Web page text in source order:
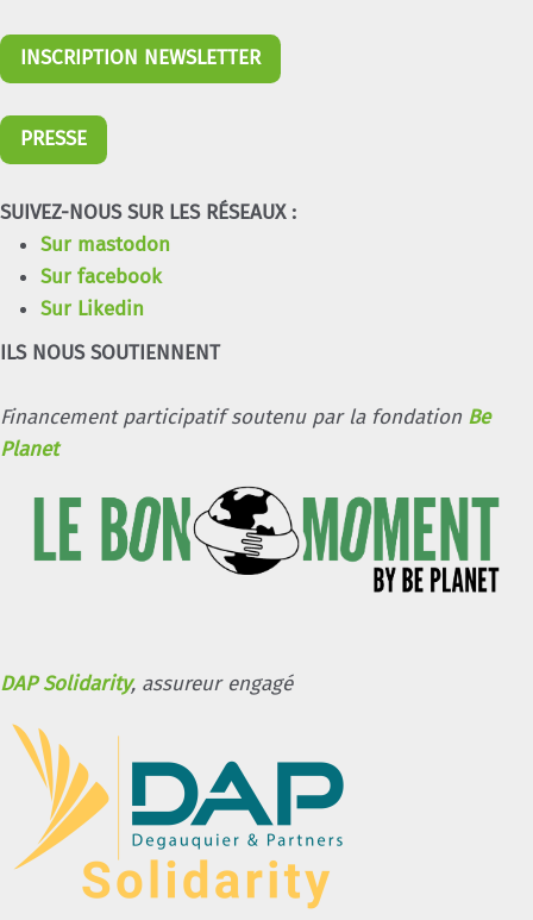
INSCRIPTION NEWSLETTER
PRESSE
SUIVEZ-NOUS SUR LES RÉSEAUX :
Sur mastodon
Sur facebook
Sur Likedin
ILS NOUS SOUTIENNENT
Financement participatif soutenu par la fondation Be
Planet
DAP Solidarity, assureur engagé